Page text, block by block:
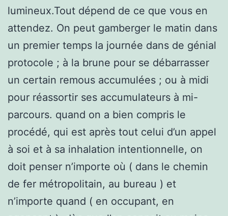
lumineux.Tout dépend de ce que vous en
attendez. On peut gamberger le matin dans
un premier temps la journée dans de génial
protocole ; à la brune pour se débarrasser
un certain remous accumulées ; ou à midi
pour réassortir ses accumulateurs à mi-
parcours. quand on a bien compris le
procédé, qui est après tout celui d’un appel
à soi et à sa inhalation intentionnelle, on
doit penser n’importe où ( dans le chemin
de fer métropolitain, au bureau ) et
n’importe quand ( en occupant, en